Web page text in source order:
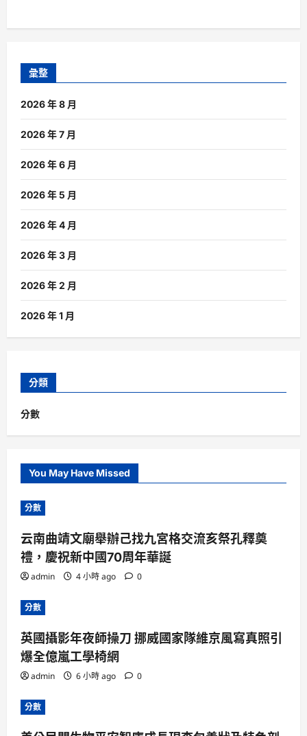
彙整
2026 年 8 月
2026 年 7 月
2026 年 6 月
2026 年 5 月
2026 年 4 月
2026 年 3 月
2026 年 2 月
2026 年 1 月
分類
分數
You May Have Missed
分數
云南曲靖文廟舉辦己找九宮格交流亥祭孔釋奠
禮，慶祝新中國70周年華誕
admin 4 小時 ago 0
分數
英國攝影年夜師操刀 挪威國家隊維京風寫真照引
爆全億嵐工學椅網
admin 6 小時 ago 0
分數